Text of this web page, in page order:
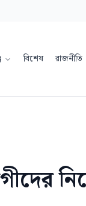
বিশেষ রাজনীতি